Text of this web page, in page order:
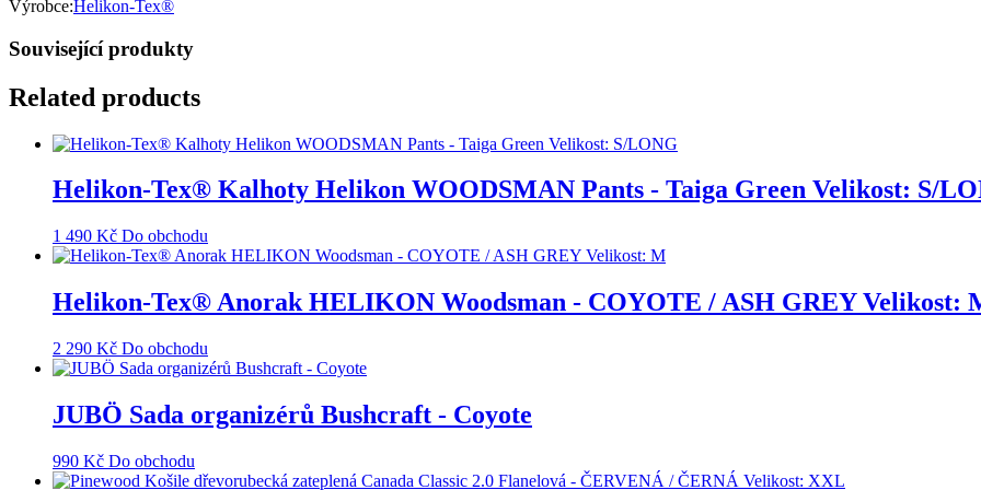
Výrobce:Helikon-Tex®
Související produkty
Related products
Helikon-Tex® Kalhoty Helikon WOODSMAN Pants - Taiga Green Velikost: S/
1 490 Kč Do obchodu
Helikon-Tex® Anorak HELIKON Woodsman - COYOTE / ASH GREY Velikost:
2 290 Kč Do obchodu
JUBÖ Sada organizérů Bushcraft - Coyote
990 Kč Do obchodu